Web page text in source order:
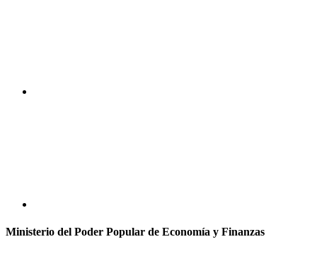
Ministerio del Poder Popular de Economía y Finanzas